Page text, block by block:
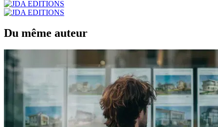
Du même auteur